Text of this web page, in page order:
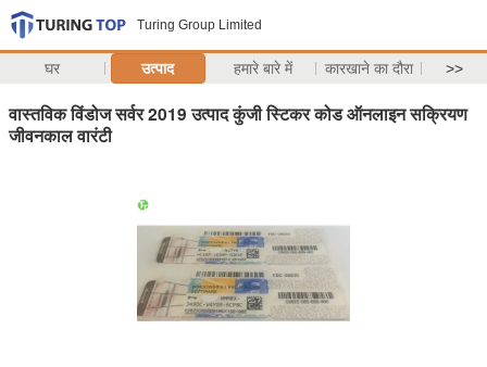
Turing Group Limited
घर उत्पाद हमारे बारे में कारखाने का दौरा >>
वास्तविक विंडोज सर्वर 2019 उत्पाद कुंजी स्टिकर कोड ऑनलाइन सक्रियण
जीवनकाल वारंटी